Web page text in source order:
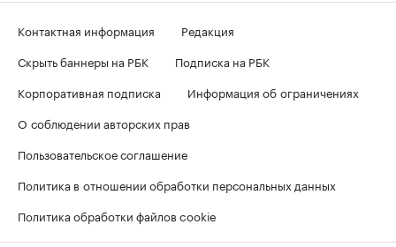
Контактная информация
Редакция
Скрыть баннеры на РБК
Подписка на РБК
Корпоративная подписка
Информация об ограничениях
О соблюдении авторских прав
Пользовательское соглашение
Политика в отношении обработки персональных данных
Политика обработки файлов cookie